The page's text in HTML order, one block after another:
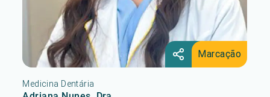
Marcação
Medicina Dentária